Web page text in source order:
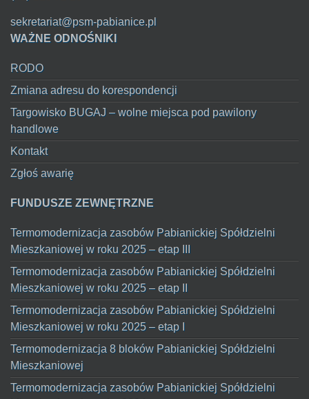
sekretariat@psm-pabianice.pl
WAŻNE ODNOŚNIKI
RODO
Zmiana adresu do korespondencji
Targowisko BUGAJ – wolne miejsca pod pawilony
handlowe
Kontakt
Zgłoś awarię
FUNDUSZE ZEWNĘTRZNE
Termomodernizacja zasobów Pabianickiej Spółdzielni
Mieszkaniowej w roku 2025 – etap III
Termomodernizacja zasobów Pabianickiej Spółdzielni
Mieszkaniowej w roku 2025 – etap II
Termomodernizacja zasobów Pabianickiej Spółdzielni
Mieszkaniowej w roku 2025 – etap I
Termomodernizacja 8 bloków Pabianickiej Spółdzielni
Mieszkaniowej
Termomodernizacja zasobów Pabianickiej Spółdzielni